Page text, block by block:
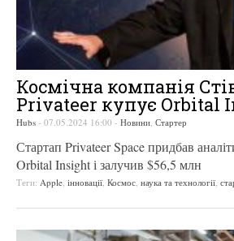
Космічна компанія
Privateer купує Orbital
Hubs - 07.05.2024 16:00 - Новини Стартер
Стартап Privateer Space придбав
Orbital Insight і залучив $56,5 млн
Теги: Apple інновації Космос наука та технології